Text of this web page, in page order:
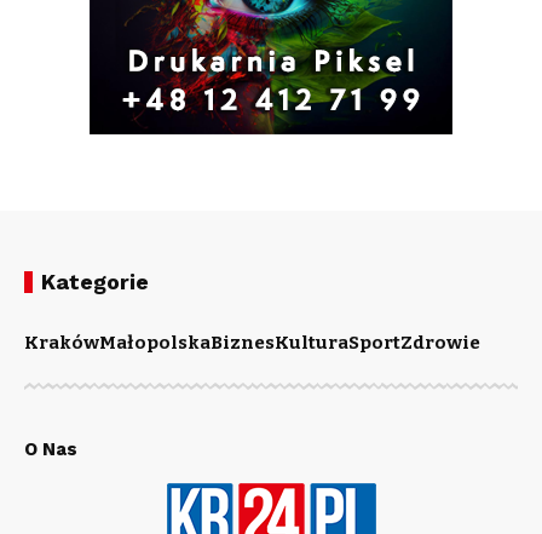
Kategorie
KrakówMałopolskaBiznesKulturaSportZdrowie
O Nas